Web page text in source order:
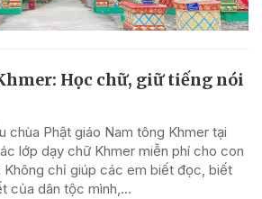
Học chữ, giữ tiếng nói
chùa Phật giáo Nam tông Khmer tại
lớp dạy chữ Khmer miễn phí cho con
Không chỉ giúp các em biết đọc, biết
của dân tộc mình,...